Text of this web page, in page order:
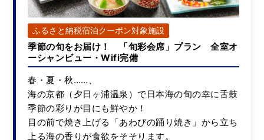
ふるさと納税宿泊クーポン対象施設
季節の旬をお届け！ 「旬彩会席」プラン 全室オ
ーシャンビュー・Wifi完備
春・夏・秋……、
海の京都（夕日ヶ浦温泉）で日本海の旬の幸に舌鼓
季節の彩りが目にも鮮やか！
目の前で焼き上げる「あわびの踊り焼き」から立ち
上る海の香りが食欲をそそります。